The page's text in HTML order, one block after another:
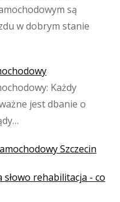
są
w dobrym stanie
Każdy
jest dbanie o
Szczecin
słowo rehabilitacja - co